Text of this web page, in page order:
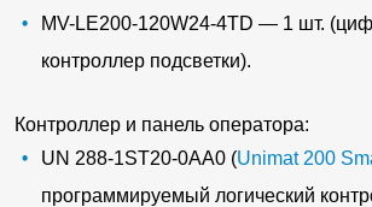
MV-LE200-120W24-4TD — 1 шт.
контроллер подсветки).
Контроллер и панель оператора:
UN 288-1ST20-0AA0 (Unimat 200
программируемый логический